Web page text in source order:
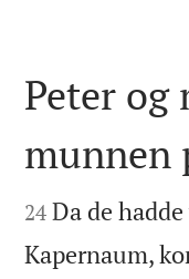

Peter og
munnen

24 Da de
Kapernaum,